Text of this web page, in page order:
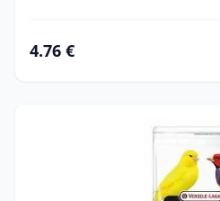
4.76 €